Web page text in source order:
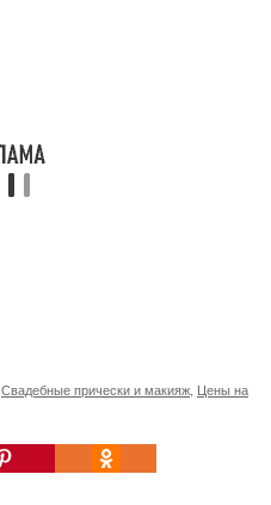
Свадебные прически и макияж, Цены на